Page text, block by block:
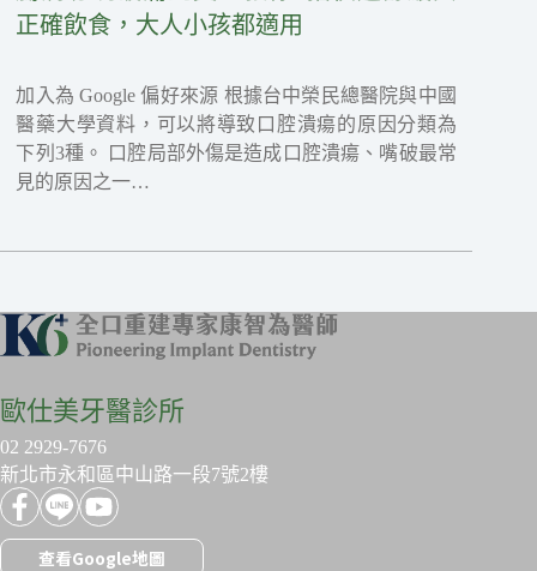
正確飲食，大人小孩都適用
加入為 Google 偏好來源 根據台中榮民總醫院與中國
醫藥大學資料，可以將導致口腔潰瘍的原因分類為
下列3種。 口腔局部外傷是造成口腔潰瘍、嘴破最常
見的原因之一…
歐仕美牙醫診所
02 2929-7676
新北市永和區中山路一段7號2樓
查看Google地圖